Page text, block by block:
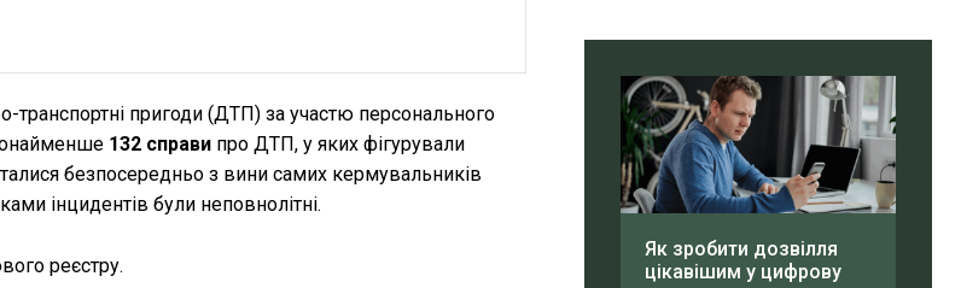
транспортні пригоди (ДТП) за участю персонального
132 справи про ДТП, у яких фігурували
безпосередньо з вини самих кермувальників
інцидентів були неповнолітні.
реєстру.
Як зробити дозвілля
цікавішим у цифрову